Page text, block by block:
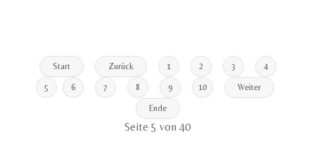
Start Zurück 1 2 3 4
5 6 7 8 9 10 Weiter
Ende
Seite 5 von 40